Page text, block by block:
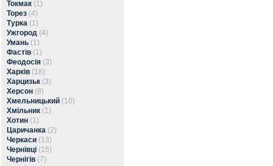
Токмак (1)
Торез (4)
Турка (1)
Ужгород (4)
Умань (1)
Фастів (1)
Феодосія (3)
Харків (18)
Харцизьк (3)
Херсон (8)
Хмельницький (10)
Хмільник (1)
Хотин (1)
Царичанка (2)
Черкаси (13)
Чернівці (15)
Чернігів (7)